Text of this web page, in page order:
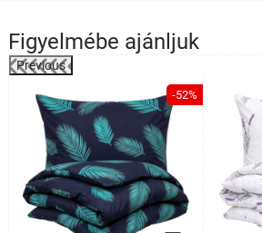
Figyelmébe ajánljuk
Previous
-52%